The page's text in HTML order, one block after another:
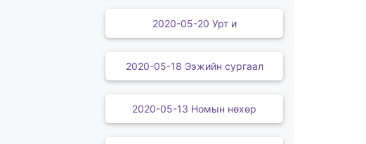
2020-05-20 Урт и
2020-05-18 Ээжийн сургаал
2020-05-13 Номын нөхөр